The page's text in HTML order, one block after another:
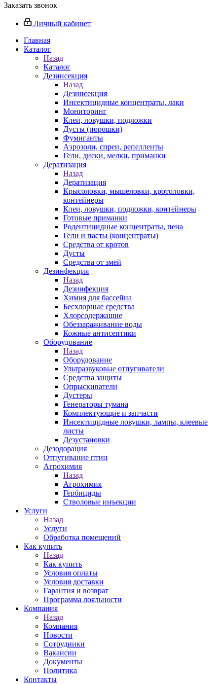
Заказать звонок
Личный кабинет
Главная
Каталог
Назад
Каталог
Дезинсекция
Назад
Дезинсекция
Инсектицидные концентраты, лаки
Мониторинг
Клеи, ловушки, подложки
Дусты (порошки)
Фумиганты
Аэрозоли, спреи, репелленты
Гели, диски, мелки, приманки
Дератизация
Назад
Дератизация
Крысоловки, мышеловки, кротоловки,
контейнеры
Клеи, ловушки, подложки, контейнеры
Готовые приманки
Родентицидные концентраты, пена
Гели и пасты (концентраты)
Средства от кротов
Дусты
Средства от змей
Дезинфекция
Назад
Дезинфекция
Химия для бассейна
Бесхлорные средства
Хлорсодержащие
Обеззараживание воды
Кожные антисептики
Оборудование
Назад
Оборудование
Ультразвуковые отпугиватели
Средства защиты
Опрыскиватели
Дустеры
Генераторы тумана
Комплектующие и запчасти
Инсектицидные ловушки, лампы, клеевые
листы
Дезустановки
Дезодорация
Отпугивание птиц
Агрохимия
Назад
Агрохимия
Гербициды
Стволовые инъекции
Услуги
Назад
Услуги
Обработка помещений
Как купить
Назад
Как купить
Условия оплаты
Условия доставки
Гарантия и возврат
Программа лояльности
Компания
Назад
Компания
Новости
Сотрудники
Вакансии
Документы
Политика
Контакты